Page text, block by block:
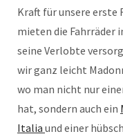
Kraft für unsere erste
mieten die Fahrräder
seine Verlobte
wir ganz leicht
wo man nicht nur
hat, sondern auch ein
Italia und einer